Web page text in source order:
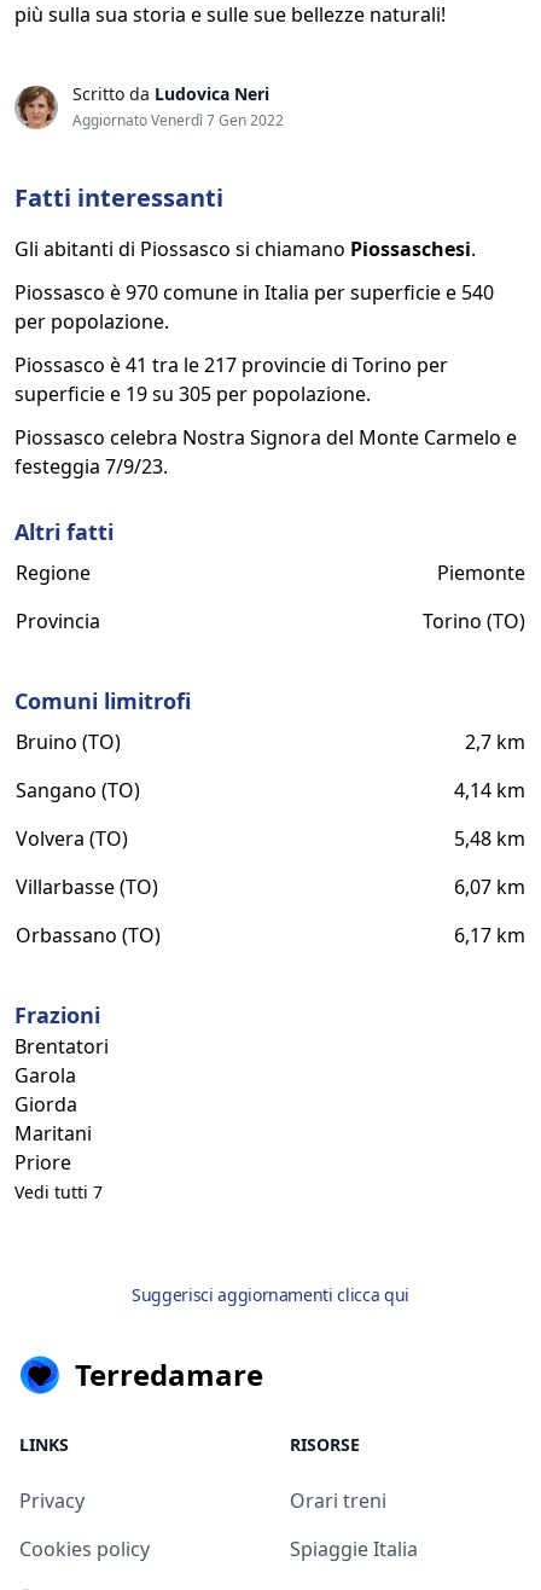
più sulla sua storia e sulle sue bellezze naturali!
Scritto da Ludovica Neri
Aggiornato Venerdì 7 Gen 2022
Fatti interessanti
Gli abitanti di Piossasco si chiamano Piossaschesi.
Piossasco è 970 comune in Italia per superficie e 540
per popolazione.
Piossasco è 41 tra le 217 provincie di Torino per
superficie e 19 su 305 per popolazione.
Piossasco celebra Nostra Signora del Monte Carmelo e
festeggia 7/9/23.
Altri fatti
Regione
Piemonte
Provincia
Torino (TO)
Comuni limitrofi
Bruino (TO)
2,7 km
Sangano (TO)
4,14 km
Volvera (TO)
5,48 km
Villarbasse (TO)
6,07 km
Orbassano (TO)
6,17 km
Frazioni
Brentatori
Garola
Giorda
Maritani
Priore
Vedi tutti 7
Suggerisci aggiornamenti clicca qui
Terredamare
LINKS
Privacy
Cookies policy
RISORSE
Orari treni
Spiaggie Italia